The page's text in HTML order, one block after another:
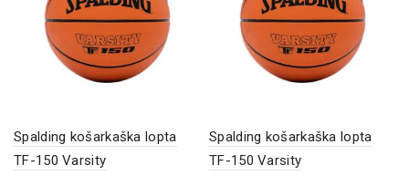
Spalding košarkaška lopta
TF-150 Varsity
Spalding košarkaška lopta
TF-150 Varsity